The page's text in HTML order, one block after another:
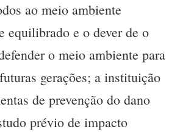
ao meio ambiente
equilibrado e o dever de o
o meio ambiente para
gerações; a instituição
de prevenção do dano
prévio de impacto